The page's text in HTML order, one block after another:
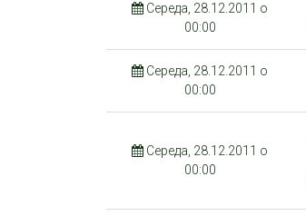
Середа, 28.12.2011 о
00:00
Середа, 28.12.2011 о
00:00
Середа, 28.12.2011 о
00:00